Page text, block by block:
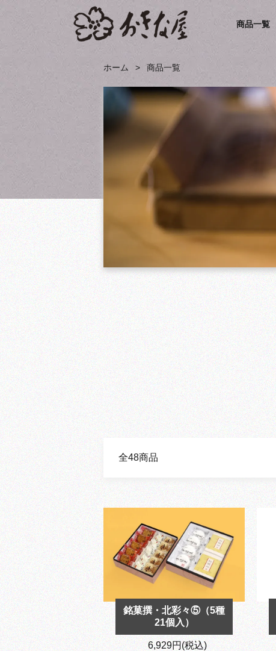
商品一覧
ホーム 商品一覧
全48商品
銘菓撰・北彩々⑤（5種
21個入）
6,929円(税込)